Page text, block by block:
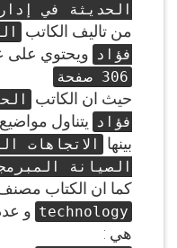
الحديثة في
من تاليف الكاتب
فؤاد ويحتوي
306 صفحة
حيث ان الكاتب
فؤاد يتناول
بينها
الاتجاهات
الصيانة
كما ان الكتاب
technology و
هي :